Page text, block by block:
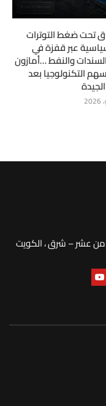
تحت ضغط التوترات
عبر قفزة في
والنفط …أمازون
التكنولوجيا بعد
عشر – شرق ، الكويت